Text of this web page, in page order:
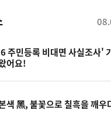
주민등록 비대면 사실조사'
어요!
색 黑, 불꽃으로 칠흑을 깨우